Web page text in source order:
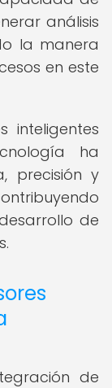
análisis
la manera
en este
inteligentes
ha
precisión y
de
de